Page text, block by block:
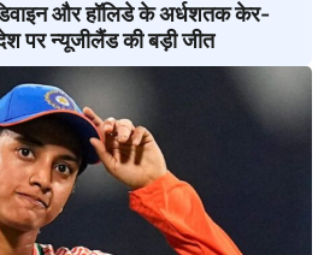
और हॉलिडे के अर्धशतक केर-
पर न्यूजीलैंड की बड़ी जीत